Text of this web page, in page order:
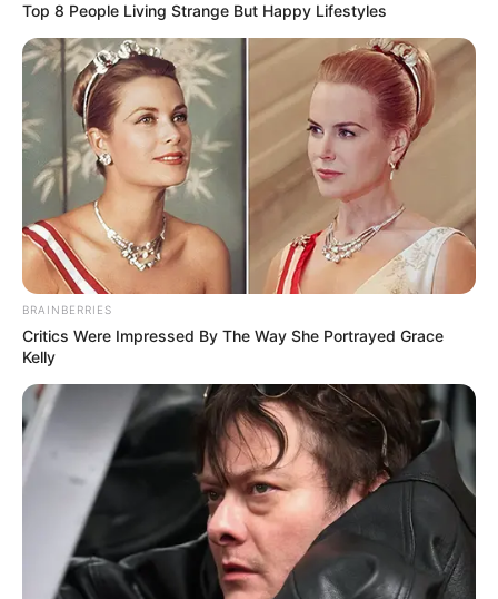
Χαλκίδας
Εύβοια: Θλίψη για γνωστό επαγγελματία που
έφυγε από την ζωή
Ακολουθήστε το evianews.com στο
Google
News
ΤΑ ΠΙΟ ΔΗΜΟΦΙΛΗ
Top 8 People Living Strange But Happy Lifestyles
BRAINBERRIES
Critics Were Impressed By The Way She Portrayed Grace
Kelly